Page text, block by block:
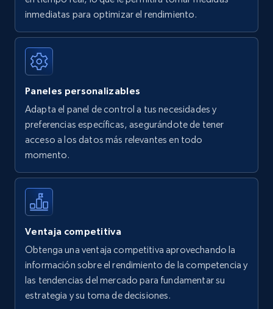
Amazon Reviews
URL, Product name, Product rating, Product
Author name, Asin, and more.
7.4K+ 870+
Walmart - products
Specifications, Image urls, Top reviews, and
more.
5.6K+ 875+
Walmart - products - Find new products by
using specific category URL
inmediatas para optimizar el rendimiento.
Paneles personalizables
Adapta el panel de control a tus necesidades y
preferencias específicas, asegurándote de tener
acceso a los datos más relevantes en todo
momento.
Ventaja competitiva
Obtenga una ventaja competitiva aprovechando la
información sobre el rendimiento de la competencia y
las tendencias del mercado para fundamentar su
estrategia y su toma de decisiones.